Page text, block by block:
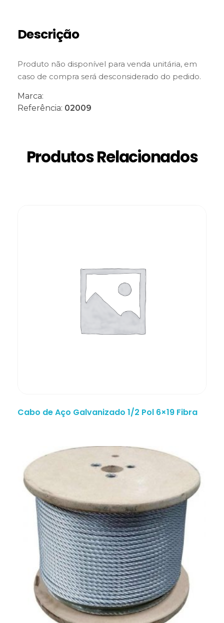
Descrição
Produto não disponível para venda unitária, em
caso de compra será desconsiderado do pedido.
Marca:
Referência: 02009
Produtos Relacionados
Cabo de Aço Galvanizado 1/2 Pol 6×19 Fibra